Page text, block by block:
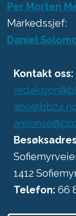
Per Morten
Markedssjef:
Daniel
Kontakt oss:
1412
Telefon:66